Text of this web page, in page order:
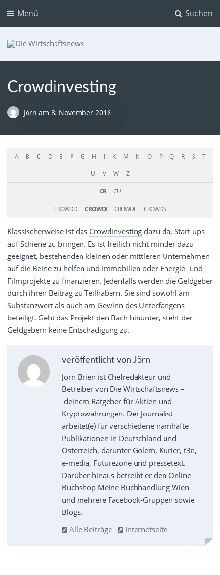
Suchen
Menü
Crowdinvesting
Jörn am 8. November 2016
A B C D E F G H I K M N O P Q R S T
U V W Z
CR CU
CROWDD CROWDI CROWDL CROWDS
Klassischerweise ist das Crowdinvesting dazu da, Start-ups
auf Schiene zu bringen. Es ist freilich nicht minder dazu
geeignet, bestehenden kleinen oder mittleren Unternehmen
auf die Beine zu helfen und Immobilien oder Energie- und
Filmprojekte zu finanzieren. Jedenfalls werden die Geldgeber
durch ihren Beitrag zu Teilhabern. Sie sind sowohl am
Substanzwert als auch am Gewinn des Unterfangens
beteiligt. Geht das Projekt den Bach hinunter, steht den
Geldgebern keine Entschädigung zu.
veröffentlicht von Jörn
Jörn Brien ist Chefredakteur und
Betreiber von Die Wirtschaftsnews –
deinem Ratgeber für Aktien und
Kryptowährungen. Der Journalist
arbeitet(e) für verschiedene namhafte
Publikationen in Deutschland und
Österreich, darunter Golem, Kurier, t3n,
e-media, Futurezone und pressetext.
Darüber hinaus betreibt er den Online-
Buchshop Meine Buchhandlung Wien
und mehrere Facebook-Gruppen sowie
Blogs.
Alle Beiträge
Internetseite